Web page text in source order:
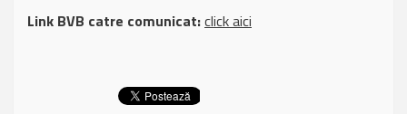
Link BVB catre comunicat:click aici